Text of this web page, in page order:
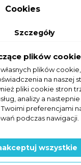
w ofercie online,
do kontaktu
lub za
72 89
Cookies
Szczegóły
plików
plików
na naszej
pliki cookie stron
analizy a
preferencjami
podczas nawigacji.
wszystkie